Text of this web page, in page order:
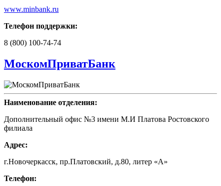
www.minbank.ru
Телефон поддержки:
8 (800) 100-74-74
МоскомПриватБанк
Наименование отделения:
Дополнительный офис №3 имени М.И Платова Ростовского
филиала
Адрес:
г.Новочеркасск, пр.Платовский, д.80, литер «А»
Телефон: